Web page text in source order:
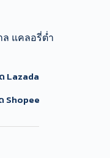
แคลอรี่ต่ำ
Lazada
Shopee